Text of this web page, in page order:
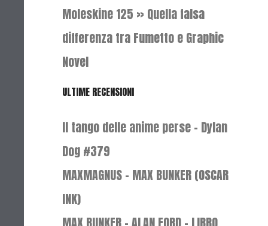
Moleskine 125 » Quella falsa
differenza tra Fumetto e Graphic
Novel
ULTIME RECENSIONI
Il tango delle anime perse - Dylan
Dog #379
MAXMAGNUS – MAX BUNKER (OSCAR
INK)